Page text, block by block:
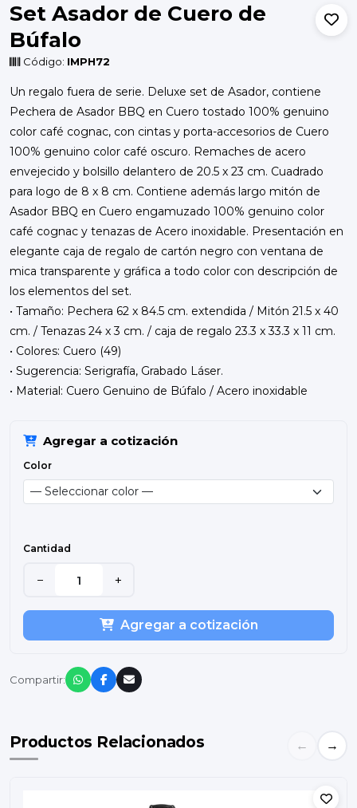
Set Asador de Cuero de
Búfalo
Código: IMPH72
Un regalo fuera de serie. Deluxe set de Asador, contiene
Pechera de Asador BBQ en Cuero tostado 100% genuino
color café cognac, con cintas y porta-accesorios de Cuero
100% genuino color café oscuro. Remaches de acero
envejecido y bolsillo delantero de 20.5 x 23 cm. Cuadrado
para logo de 8 x 8 cm. Contiene además largo mitón de
Asador BBQ en Cuero engamuzado 100% genuino color
café cognac y tenazas de Acero inoxidable. Presentación en
elegante caja de regalo de cartón negro con ventana de
mica transparente y gráfica a todo color con descripción de
los elementos del set.
• Tamaño: Pechera 62 x 84.5 cm. extendida / Mitón 21.5 x 40
cm. / Tenazas 24 x 3 cm. / caja de regalo 23.3 x 33.3 x 11 cm.
• Colores: Cuero (49)
• Sugerencia: Serigrafía, Grabado Láser.
• Material: Cuero Genuino de Búfalo / Acero inoxidable
Agregar a cotización
Color
Cantidad
− +
Agregar a cotización
Compartir:
Productos Relacionados ← →